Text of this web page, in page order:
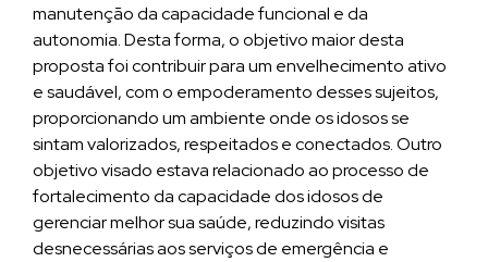
manutenção da capacidade funcional e da
autonomia. Desta forma, o objetivo maior desta
proposta foi contribuir para um envelhecimento ativo
e saudável, com o empoderamento desses sujeitos,
proporcionando um ambiente onde os idosos se
sintam valorizados, respeitados e conectados. Outro
objetivo visado estava relacionado ao processo de
fortalecimento da capacidade dos idosos de
gerenciar melhor sua saúde, reduzindo visitas
desnecessárias aos serviços de emergência e